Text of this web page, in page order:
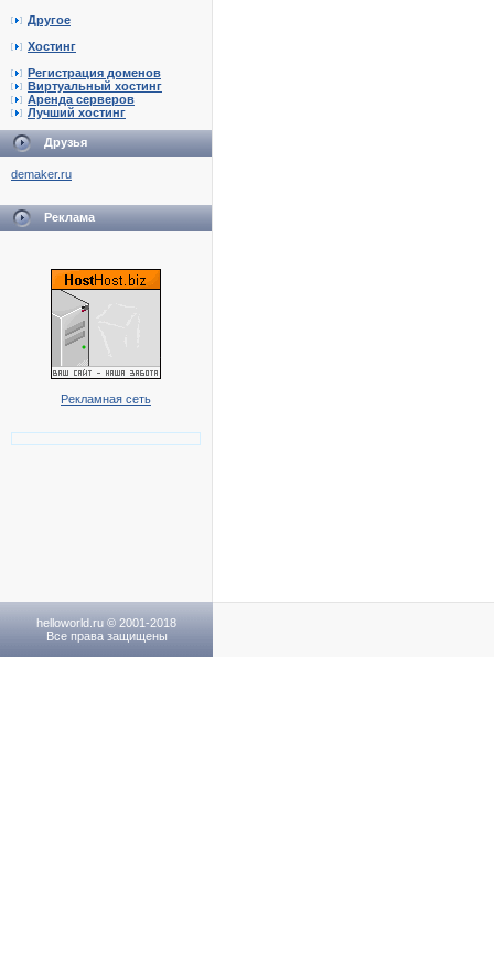
Другое
Хостинг
Регистрация доменов
Виртуальный хостинг
Аренда серверов
Лучший хостинг
Друзья
demaker.ru
Реклама
Рекламная сеть
helloworld.ru © 2001-2018
Все права защищены